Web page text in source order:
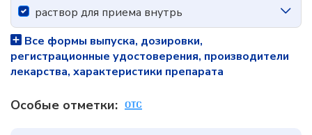
раствор для приема внутрь
Все формы выпуска, дозировки,
регистрационные удостоверения, производители
лекарства, характеристики препарата
Особые отметки: